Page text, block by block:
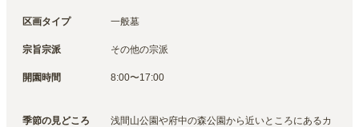
区画タイプ 一般墓
宗旨宗派 その他の宗派
開園時間 8:00〜17:00
季節の見どころ
浅間山公園や府中の森公園から近いところにあるカ